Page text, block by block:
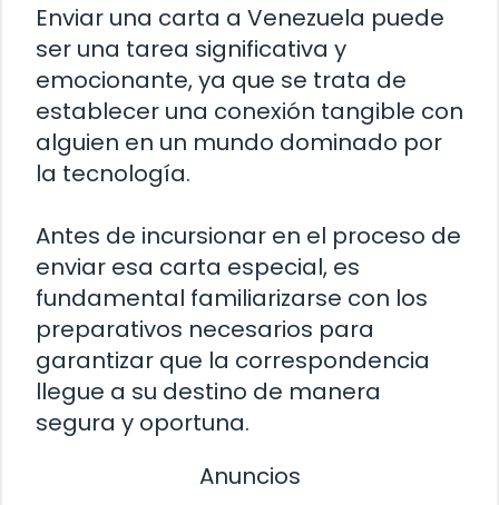
Enviar una carta a Venezuela puede
ser una tarea significativa y
emocionante, ya que se trata de
establecer una conexión tangible con
alguien en un mundo dominado por
la tecnología.
Antes de incursionar en el proceso de
enviar esa carta especial, es
fundamental familiarizarse con los
preparativos necesarios para
garantizar que la correspondencia
llegue a su destino de manera
segura y oportuna.
Anuncios